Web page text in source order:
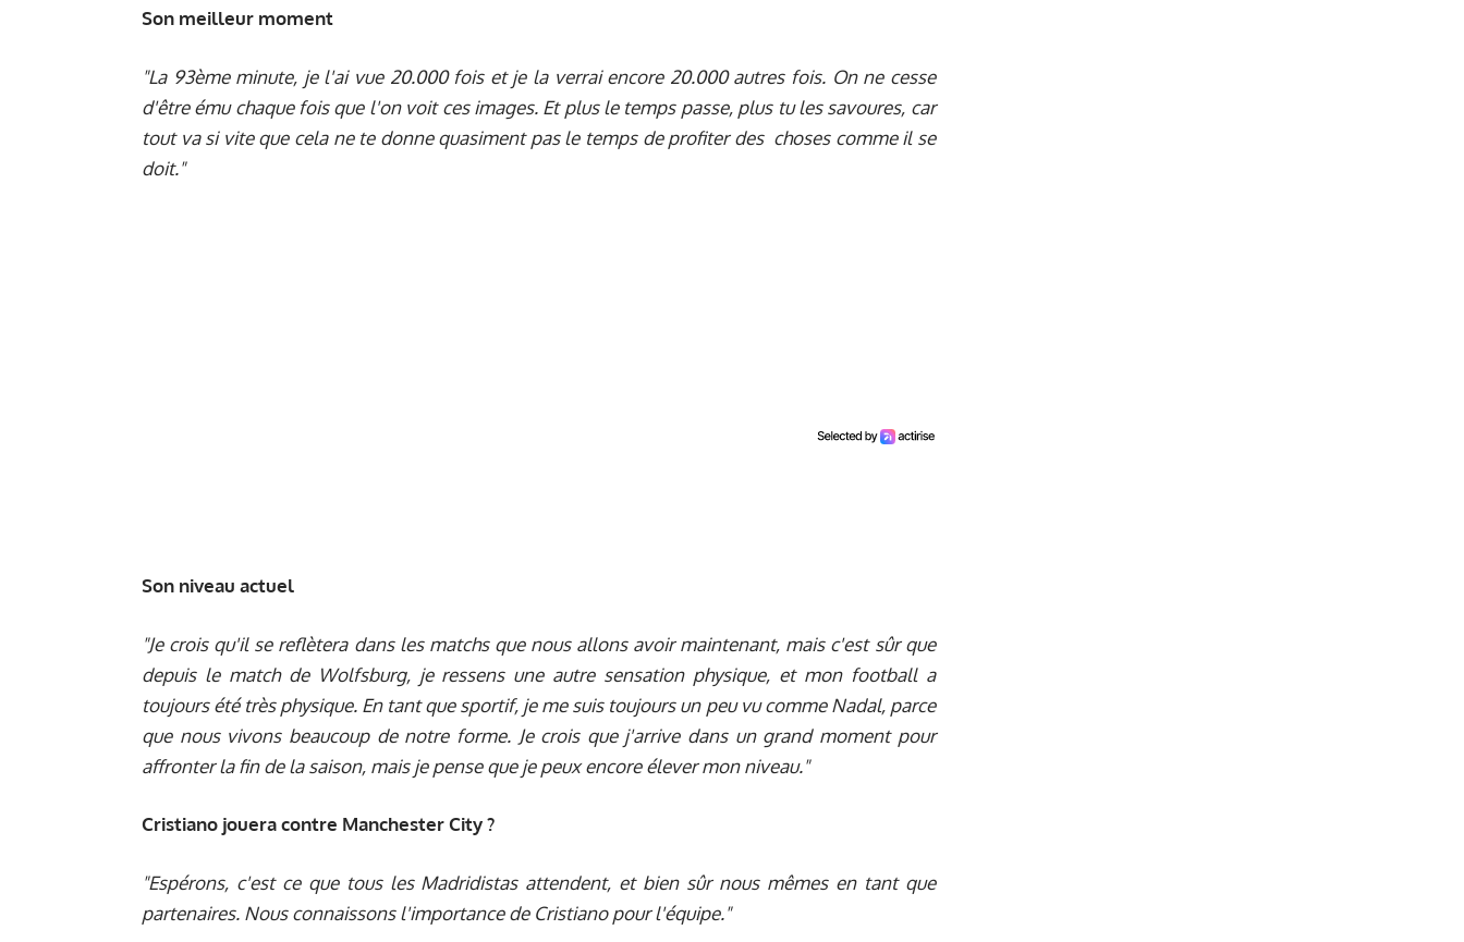
Son meilleur moment
"La 93ème minute, je l'ai vue 20.000 fois et je la verrai encore 20.000 autres fois. On ne cesse
d'être ému chaque fois que l'on voit ces images. Et plus le temps passe, plus tu les savoures, car
tout va si vite que cela ne te donne quasiment pas le temps de profiter des choses comme il se
doit."
Son niveau actuel
"Je crois qu'il se reflètera dans les matchs que nous allons avoir maintenant, mais c'est sûr que
depuis le match de Wolfsburg, je ressens une autre sensation physique, et mon football a
toujours été très physique. En tant que sportif, je me suis toujours un peu vu comme Nadal, parce
que nous vivons beaucoup de notre forme. Je crois que j'arrive dans un grand moment pour
affronter la fin de la saison, mais je pense que je peux encore élever mon niveau."
Cristiano jouera contre Manchester City ?
"Espérons, c'est ce que tous les Madridistas attendent, et bien sûr nous mêmes en tant que
partenaires. Nous connaissons l'importance de Cristiano pour l'équipe."